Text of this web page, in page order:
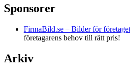
Sponsorer
FirmaBild.se – Bilder för företaget
företagarens behov till rätt pris!
Arkiv